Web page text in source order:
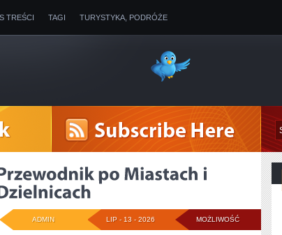
TREŚCI TAGI TURYSTYKA, PODRÓŻE
MOŻLIWOŚĆ
LIP - 13 - 2026
ADMIN